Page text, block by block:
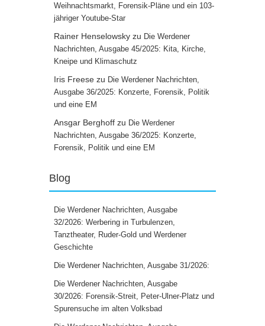
Weihnachtsmarkt, Forensik-Pläne und ein 103-
jähriger Youtube-Star
Rainer Henselowsky zu Die Werdener
Nachrichten, Ausgabe 45/2025: Kita, Kirche,
Kneipe und Klimaschutz
Iris Freese zu Die Werdener Nachrichten,
Ausgabe 36/2025: Konzerte, Forensik, Politik
und eine EM
Ansgar Berghoff zu Die Werdener
Nachrichten, Ausgabe 36/2025: Konzerte,
Forensik, Politik und eine EM
Blog
Die Werdener Nachrichten, Ausgabe
32/2026: Werbering in Turbulenzen,
Tanztheater, Ruder-Gold und Werdener
Geschichte
Die Werdener Nachrichten, Ausgabe 31/2026:
Die Werdener Nachrichten, Ausgabe
30/2026: Forensik-Streit, Peter-Ulner-Platz und
Spurensuche im alten Volksbad